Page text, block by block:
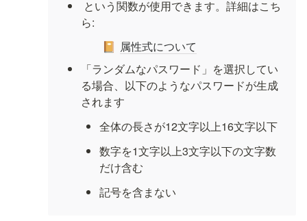
ら:
📔 属性式について
「ランダムなパスワード」を選択してい
る場合、以下のようなパスワードが生成
されます
全体の長さが12文字以上16文字以下
数字を1文字以上3文字以下の文字数
だけ含む
記号を含まない